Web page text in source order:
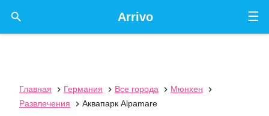
☰
Arrivo

Главная  Германия  Все города  Мюнхен

Развлечения
 Аквапарк Alpamare